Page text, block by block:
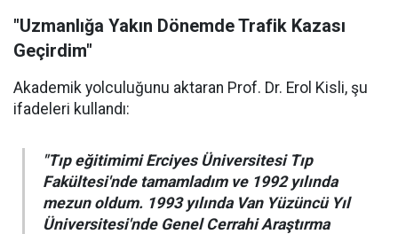
"Uzmanlığa Yakın Dönemde Trafik Kazası
Geçirdim"
Akademik yolculuğunu aktaran Prof. Dr. Erol Kisli, şu
ifadeleri kullandı:
"Tıp eğitimimi Erciyes Üniversitesi Tıp
Fakültesi'nde tamamladım ve 1992 yılında
mezun oldum. 1993 yılında Van Yüzüncü Yıl
Üniversitesi'nde Genel Cerrahi Araştırma